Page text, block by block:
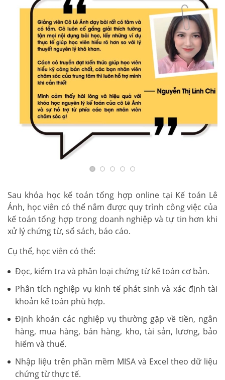
Sau khóa học kế toán tổng hợp online tại Kế toán Lê
Ánh, học viên có thể nắm được quy trình công việc của
kế toán tổng hợp trong doanh nghiệp và tự tin hơn khi
xử lý chứng từ, sổ sách, báo cáo.
Cụ thể, học viên có thể:
Đọc, kiểm tra và phân loại chứng từ kế toán cơ bản.
Phân tích nghiệp vụ kinh tế phát sinh và xác định tài
khoản kế toán phù hợp.
Định khoản các nghiệp vụ thường gặp về tiền, ngân
hàng, mua hàng, bán hàng, kho, tài sản, lương, bảo
hiểm và thuế.
Nhập liệu trên phần mềm MISA và Excel theo dữ liệu
chứng từ thực tế.